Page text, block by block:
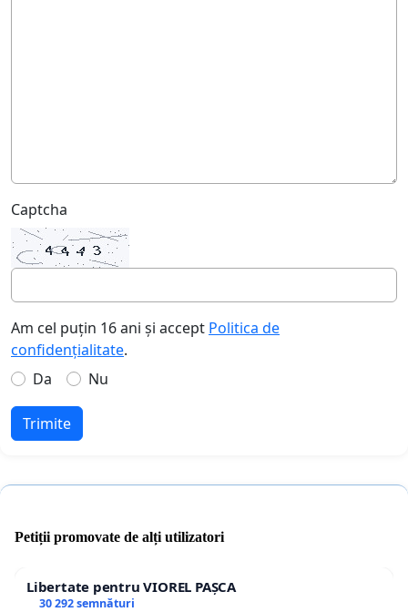
Captcha
Am cel puțin 16 ani și accept Politica de
confidențialitate.
Da
Nu
Trimite
Petiții promovate de alți utilizatori
Libertate pentru VIOREL PAȘCA
30 292 semnături